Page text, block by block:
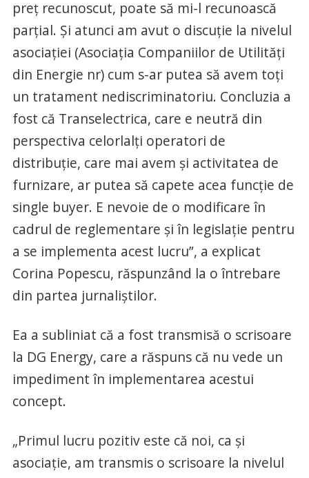
preţ recunoscut, poate să mi-l recunoască
parţial. Şi atunci am avut o discuţie la nivelul
asociaţiei (Asociaţia Companiilor de Utilităţi
din Energie nr) cum s-ar putea să avem toţi
un tratament nediscriminatoriu. Concluzia a
fost că Transelectrica, care e neutră din
perspectiva celorlalţi operatori de
distribuţie, care mai avem şi activitatea de
furnizare, ar putea să capete acea funcţie de
single buyer. E nevoie de o modificare în
cadrul de reglementare şi în legislaţie pentru
a se implementa acest lucru”, a explicat
Corina Popescu, răspunzând la o întrebare
din partea jurnaliştilor.
Ea a subliniat că a fost transmisă o scrisoare
la DG Energy, care a răspuns că nu vede un
impediment în implementarea acestui
concept.
„Primul lucru pozitiv este că noi, ca şi
asociaţie, am transmis o scrisoare la nivelul